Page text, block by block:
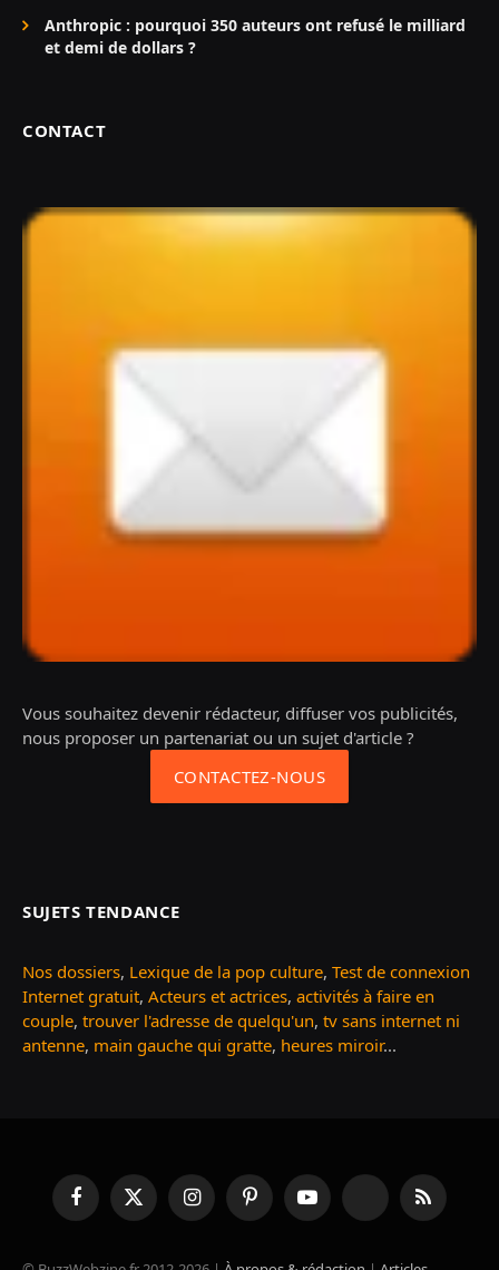
Anthropic : pourquoi 350 auteurs ont refusé le milliard
et demi de dollars ?
CONTACT
Vous souhaitez devenir rédacteur, diffuser vos publicités,
nous proposer un partenariat ou un sujet d'article ?
CONTACTEZ-NOUS
SUJETS TENDANCE
Nos dossiers, Lexique de la pop culture, Test de connexion
Internet gratuit, Acteurs et actrices, activités à faire en
couple, trouver l'adresse de quelqu'un, tv sans internet ni
antenne, main gauche qui gratte, heures miroir...
FacebookX
(Twitter)
InstagramPinterestYouTube TikTok RSS